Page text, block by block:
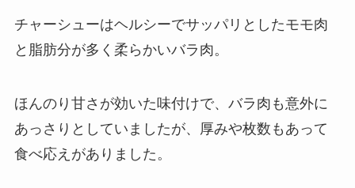
チャーシューはヘルシーでサッパリとしたモモ肉
と脂肪分が多く柔らかいバラ肉。
ほんのり甘さが効いた味付けで、バラ肉も意外に
あっさりとしていましたが、厚みや枚数もあって
食べ応えがありました。